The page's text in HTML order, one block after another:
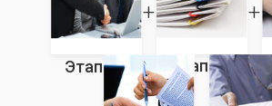
Этап 1 Этап 2